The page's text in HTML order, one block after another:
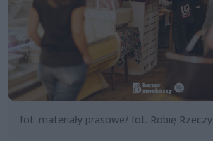
fot. materiały prasowe/ fot. Robię Rzeczy